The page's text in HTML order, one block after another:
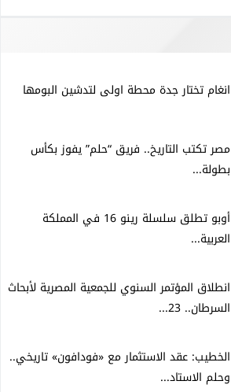
انغام تختار جدة محطة اولى لتدشين البومها
مصر تكتب التاريخ.. فريق “حلم” يفوز بكأس
بطولة...
أوبو تطلق سلسلة رينو 16 في المملكة
العربية...
انطلاق المؤتمر السنوي للجمعية المصرية لأبحاث
السرطان.. 23...
الخطيب: عقد الاستثمار مع «فودافون» تاريخي..
وحلم الاستاد...